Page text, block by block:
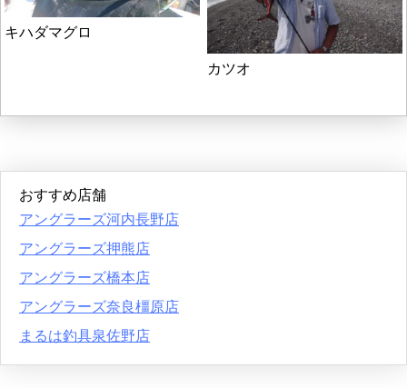
キハダマグロ
カツオ
おすすめ店舗
アングラーズ河内長野店
アングラーズ押熊店
アングラーズ橋本店
アングラーズ奈良橿原店
まるは釣具泉佐野店